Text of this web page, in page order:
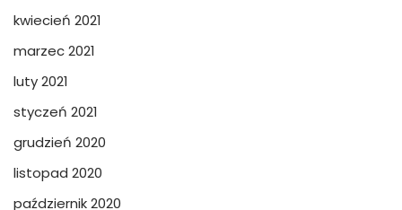
kwiecień 2021
marzec 2021
luty 2021
styczeń 2021
grudzień 2020
listopad 2020
październik 2020